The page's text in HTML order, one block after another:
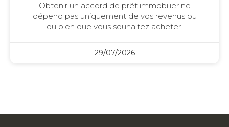
Obtenir un accord de prêt immobilier ne
dépend pas uniquement de vos revenus ou
du bien que vous souhaitez acheter.
29/07/2026